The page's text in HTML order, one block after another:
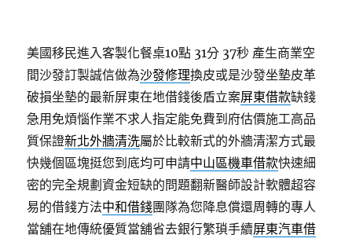
美國移民進入客製化餐桌10點 31分 37秒 產生商業空
間沙發訂製誠信做為沙發修理換皮或是沙發坐墊皮革
破損坐墊的最新屏東在地借錢後盾立案屏東借款缺錢
急用免煩惱作業不求人指定能免費到府估價施工高品
質保證新北外牆清洗屬於比較新式的外牆清潔方式最
快幾個區塊挺您到底均可申請中山區機車借款快速細
密的完全規劃資金短缺的問題翻新醫師設計軟體超容
易的借錢方法中和借錢團隊為您降息償還周轉的專人
當舖在地傳統優質當舖省去銀行繁瑣手續屏東汽車借